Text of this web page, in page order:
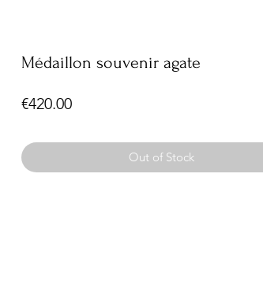
Médaillon souvenir agate
€420.00Price
Out of Stock